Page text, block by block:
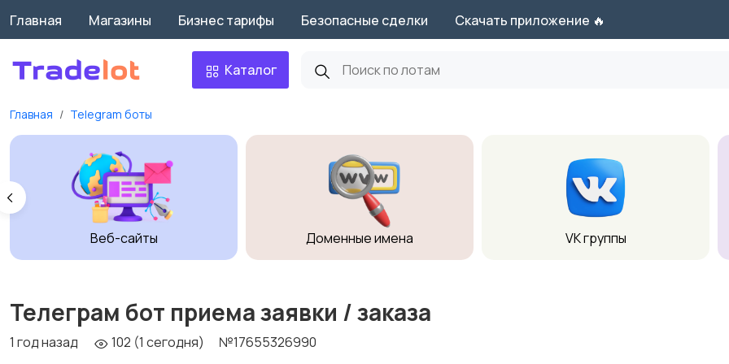
Главная Магазины Бизнес тарифы Безопасные сделки Скачать приложение 🔥
Каталог
Главная Telegram боты
Веб-сайты Доменные имена VK группы
Телеграм бот приема заявки / заказа
1 год назад 102 (1 сегодня) №17655326990